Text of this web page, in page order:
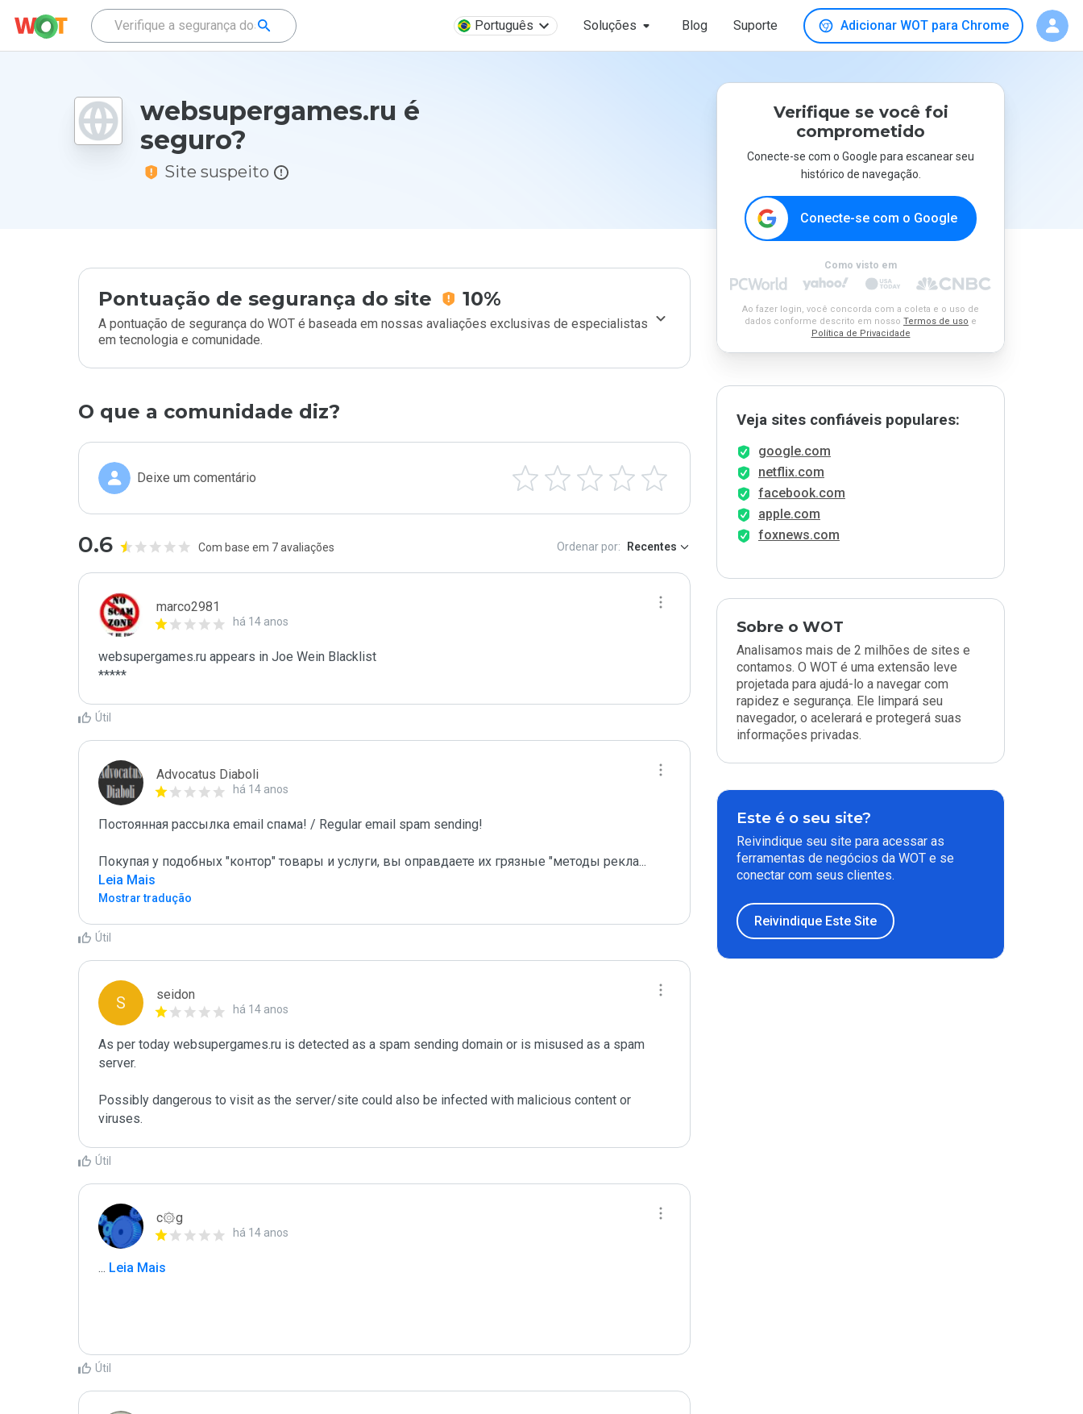
Português Soluções Blog Suporte Adicionar WOT para Chrome
websupergames.ru é
seguro?
Site suspeito
Pontuação de segurança do site 10%
A pontuação de segurança do WOT é baseada em nossas avaliações exclusivas de especialistas
em tecnologia e comunidade.
O que a comunidade diz?
Deixe um comentário
0.6 Com base em 7 avaliações Ordenar por: Recentes
marco2981
há 14 anos
websupergames.ru appears in Joe Wein Blacklist
*****
Útil
Advocatus Diaboli
há 14 anos
Постоянная рассылка email спама! / Regular email spam sending!
Покупая у подобных "контор" товары и услуги, вы оправдаете их грязные "методы рекла...
Leia Mais
Mostrar tradução
Útil
S seidon
há 14 anos
As per today websupergames.ru is detected as a spam sending domain or is misused as a spam
server.
Possibly dangerous to visit as the server/site could also be infected with malicious content or
Útil
c۞g
há 14 anos
... Leia Mais
Útil
Verifique se você foi
comprometido
Conecte-se com o Google para escanear seu
histórico de navegação.
Conecte-se com o Google
Como visto em
Ao fazer login, você concorda com a coleta e o uso de
dados conforme descrito em nosso Termos de uso e
Política de Privacidade
Veja sites confiáveis populares:
google.com
netflix.com
facebook.com
apple.com
foxnews.com
Sobre o WOT
Analisamos mais de 2 milhões de sites e
contamos. O WOT é uma extensão leve
projetada para ajudá-lo a navegar com
rapidez e segurança. Ele limpará seu
navegador, o acelerará e protegerá suas
informações privadas.
Este é o seu site?
Reivindique seu site para acessar as
ferramentas de negócios da WOT e se
conectar com seus clientes.
Reivindique Este Site